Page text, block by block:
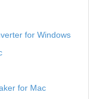
for Windows
for Mac